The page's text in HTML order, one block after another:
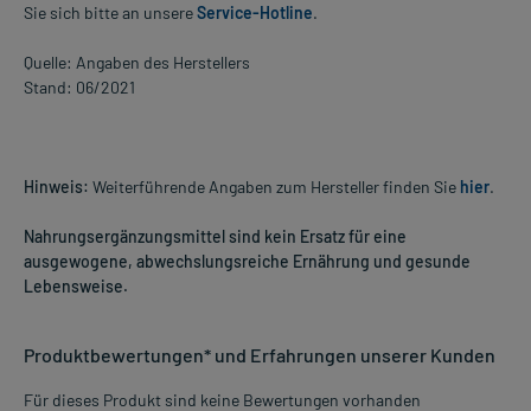
Sie sich bitte an unsereService-Hotline.
Quelle: Angaben des Herstellers
Stand: 06/2021
Hinweis: Weiterführende Angaben zum Hersteller finden Sie hier.
Nahrungsergänzungsmittel sind kein Ersatz für eine
ausgewogene, abwechslungsreiche Ernährung und gesunde
Lebensweise.
Produktbewertungen* und Erfahrungen unserer Kunden
Für dieses Produkt sind keine Bewertungen vorhanden